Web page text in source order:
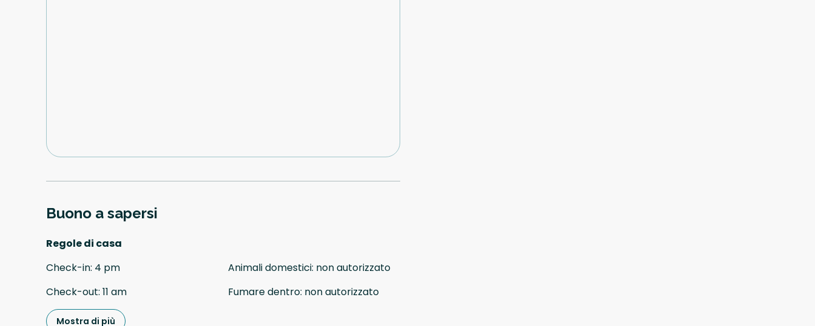
Buono a sapersi
Regole di casa
Check-in: 4 pm
Check-out: 11 am
Animali domestici: non autorizzato
Fumare dentro: non autorizzato
Mostra di più